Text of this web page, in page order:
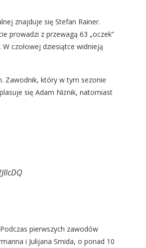
znajduje się Stefan Rainer.
prowadzi z przewagą 63 „oczek”
czołowej dziesiątce widnieją
Zawodnik, który w tym sezonie
się Adam Niżnik, natomiast
pierwszych zawodów
i Julijana Smida, o ponad 10